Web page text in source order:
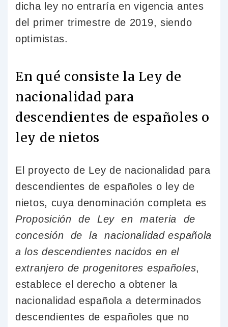
dicha ley no entraría en vigencia antes
del primer trimestre de 2019, siendo
optimistas.
En qué consiste la Ley de
nacionalidad para
descendientes de españoles o
ley de nietos
El proyecto de Ley de nacionalidad para
descendientes de españoles o ley de
nietos, cuya denominación completa es
Proposición de Ley en materia de
concesión de la nacionalidad española
a los descendientes nacidos en el
extranjero de progenitores españoles,
establece el derecho a obtener la
nacionalidad española a determinados
descendientes de españoles que no